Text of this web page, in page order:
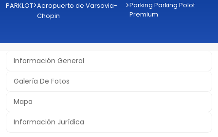
PARKLOT>Aeropuerto de Varsovia-
Chopin
>Parking Parking Polot
Premium
Información General
Galería De Fotos
Mapa
Información Jurídica